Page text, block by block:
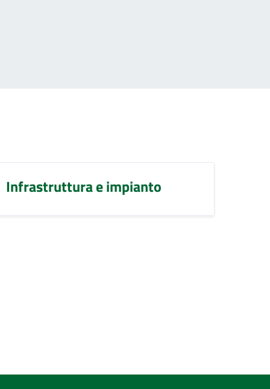
Infrastruttura e impianto